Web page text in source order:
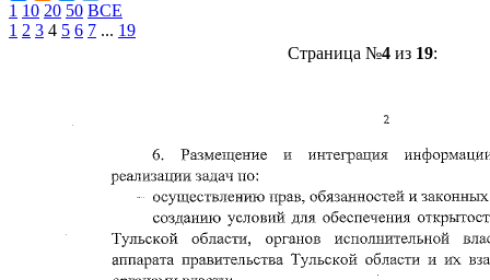
1 10 20 50 ВСЕ
1 2 3 4 5 6 7 ... 19
Страница №4из 19: